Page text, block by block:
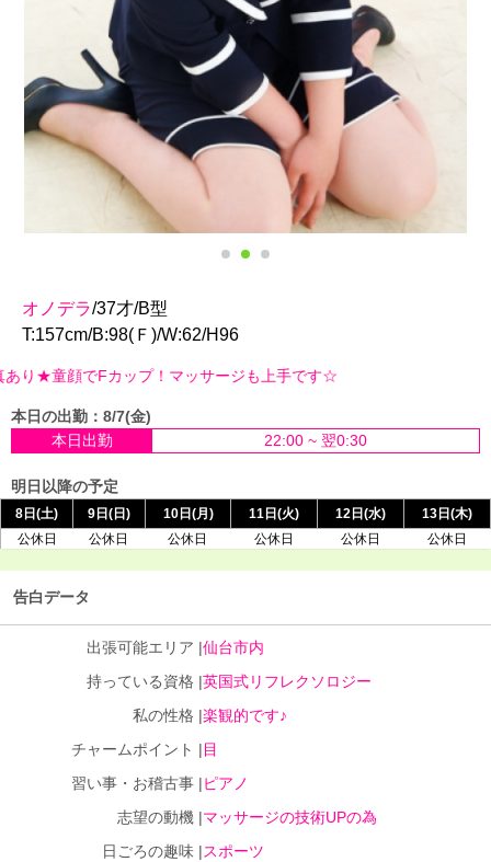
オノデラ/37才/B型
T:157cm/B:98(Ｆ)/W:62/H96
Fカップ！マッサージも上手です☆
本日の出勤：8/7(金)
本日出勤
22:00 ~ 翌0:30
明日以降の予定
8日(土) 9日(日) 10日(月) 11日(火) 12日(水)
13日(木)
公休日
公休日 公休日 公休日 公休日 公休日
告白データ
出張可能エリア |仙台市内
持っている資格 |英国式リフレクソロジー
私の性格 |楽観的です♪
チャームポイント |目
習い事・お稽古事 |ピアノ
志望の動機 |マッサージの技術UPの為
日ごろの趣味 |スポーツ